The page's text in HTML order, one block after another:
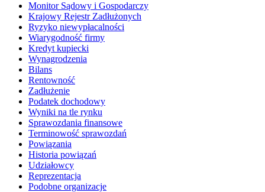
Monitor Sądowy i Gospodarczy
Krajowy Rejestr Zadłużonych
Ryzyko niewypłacalności
Wiarygodność firmy
Kredyt kupiecki
Wynagrodzenia
Bilans
Rentowność
Zadłużenie
Podatek dochodowy
Wyniki na tle rynku
Sprawozdania finansowe
Terminowość sprawozdań
Powiązania
Historia powiązań
Udziałowcy
Reprezentacja
Podobne organizacje